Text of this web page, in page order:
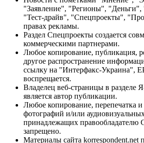
"Заявление", "Регионы",
"Тест-драйв", "Спецпроекты",
правах рекламы.
Раздел Спецпроекты создается
коммерческими партнерами.
Любое копирование, публикация,
другое распространение
ссылку на "Интерфакс-Украина",
воспрещается.
Владелец веб-страницы в разделе
является автор публикации.
Любое копирование, перепечатка и
фотографий и/или
принадлежащих правообладателю
запрещено.
Материалы сайта korrespondent.net